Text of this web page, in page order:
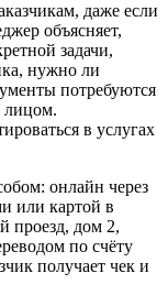
даже если
объясняет,
задачи,
нужно ли
потребуются
лицом.
в услугах
онлайн через
или картой в
проезд, дом 2,
по счёту
получает чек и